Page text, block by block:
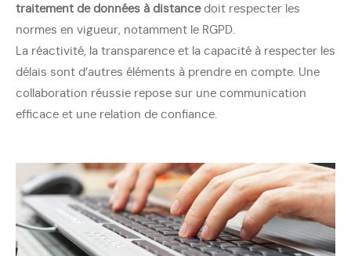
traitement de données à distancedoit respecter les
normes en vigueur, notamment le RGPD.
La réactivité, la transparence et la capacité à respecter les
délais sont d’autres éléments à prendre en compte. Une
collaboration réussie repose sur une communication
efficace et une relation de confiance.